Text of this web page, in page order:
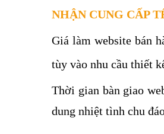
NHẬN CUNG CẤP
Giá làm website bán
tùy vào nhu cầu thiết
Thời gian bàn giao
dung nhiệt tình chu